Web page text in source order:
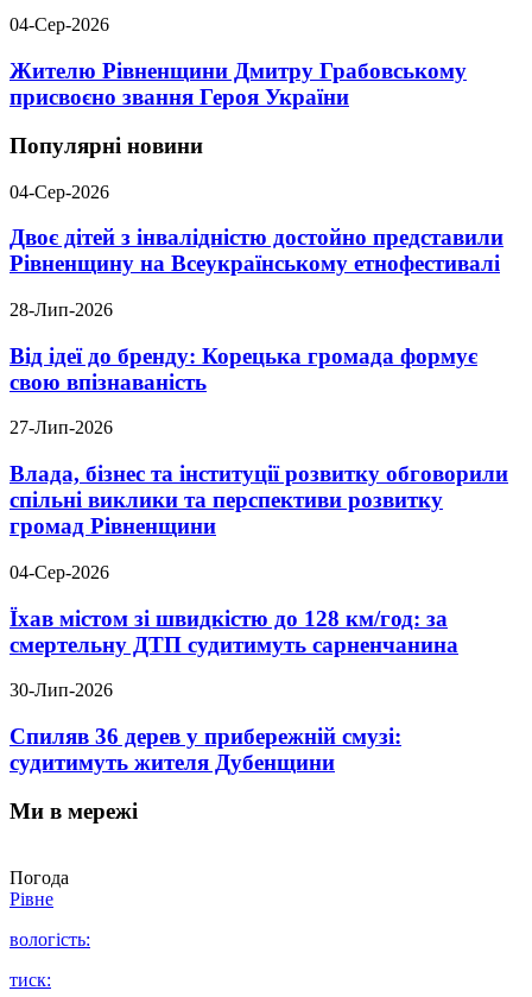
04-Сер-2026
Жителю Рівненщини Дмитру Грабовському
присвоєно звання Героя України
Популярні новини
04-Сер-2026
Двоє дітей з інвалідністю достойно представили
Рівненщину на Всеукраїнському етнофестивалі
28-Лип-2026
Від ідеї до бренду: Корецька громада формує
свою впізнаваність
27-Лип-2026
Влада, бізнес та інституції розвитку обговорили
спільні виклики та перспективи розвитку
громад Рівненщини
04-Сер-2026
Їхав містом зі швидкістю до 128 км/год: за
смертельну ДТП судитимуть сарненчанина
30-Лип-2026
Спиляв 36 дерев у прибережній смузі:
судитимуть жителя Дубенщини
Ми в мережі
Погода
Рівне
вологість:
тиск: